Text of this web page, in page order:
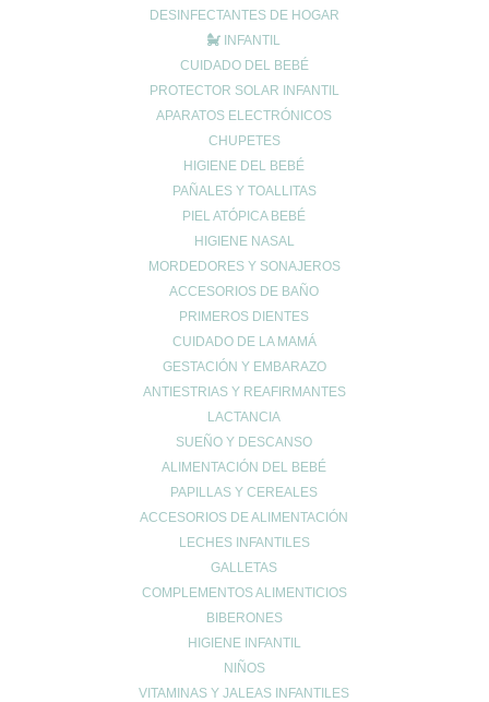
DESINFECTANTES DE HOGAR
INFANTIL
CUIDADO DEL BEBÉ
PROTECTOR SOLAR INFANTIL
APARATOS ELECTRÓNICOS
CHUPETES
HIGIENE DEL BEBÉ
PAÑALES Y TOALLITAS
PIEL ATÓPICA BEBÉ
HIGIENE NASAL
MORDEDORES Y SONAJEROS
ACCESORIOS DE BAÑO
PRIMEROS DIENTES
CUIDADO DE LA MAMÁ
GESTACIÓN Y EMBARAZO
ANTIESTRIAS Y REAFIRMANTES
LACTANCIA
SUEÑO Y DESCANSO
ALIMENTACIÓN DEL BEBÉ
PAPILLAS Y CEREALES
ACCESORIOS DE ALIMENTACIÓN
LECHES INFANTILES
GALLETAS
COMPLEMENTOS ALIMENTICIOS
BIBERONES
HIGIENE INFANTIL
NIÑOS
VITAMINAS Y JALEAS INFANTILES